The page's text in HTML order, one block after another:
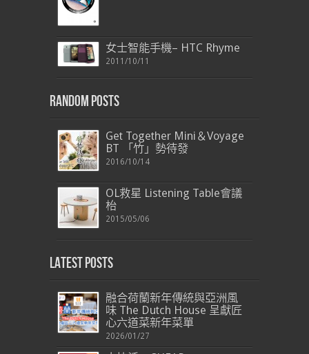
女士智能手機– HTC Rhyme
2011/10/11
Random Posts
Get Together Mini＆Voyage
BT 「竹」勢待發
2016/10/14
OL救星 Listening Table會議
枱
2015/05/06
Latest Posts
融合荷蘭新年傳統與亞洲風
味 The Dutch House 呈獻匠
心六道菜新年菜單
2026/01/27